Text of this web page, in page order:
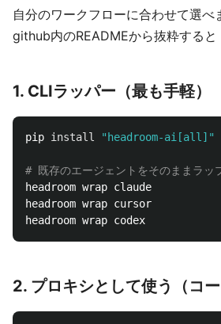
自分のワークフローに合わせて選べ
github内のREADMEから抜粋すると
1. CLIラッパー（最も手軽）
pip install "headroom-ai[all]"
# 既存のエージェントをそのままラッ
headroom wrap claude
headroom wrap cursor
2. プロキシとして使う（コー